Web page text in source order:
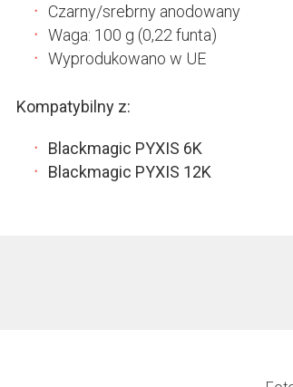
Czarny/srebrny anodowany
Waga: 100 g (0,22 funta)
Wyprodukowano w UE
Kompatybilny z:
Blackmagic PYXIS 6K
Blackmagic PYXIS 12K